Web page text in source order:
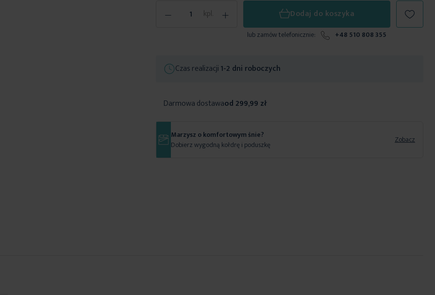
- kpl. + Dodaj do koszyka
lub zamów telefonicznie: +48 510 808 355
Czas realizacji1-2 dni roboczych
Darmowa dostawaod 299,99 zł
Marzysz o komfortowym śnie?
Dobierz wygodną kołdrę i poduszkę
Zobacz